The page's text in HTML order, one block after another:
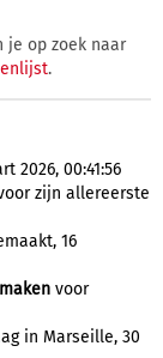
je op zoek naar
.
2026, 00:41:56
zijn allereerste
16
voor
in Marseille, 30